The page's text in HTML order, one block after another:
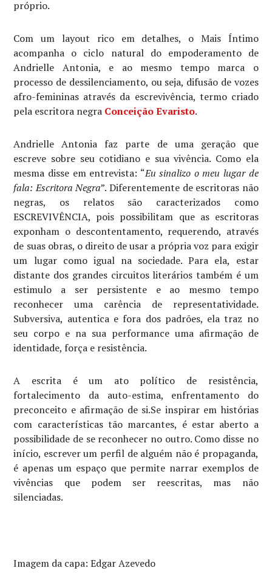
próprio.
Com um layout rico em detalhes, o Mais Íntimo
acompanha o ciclo natural do empoderamento de
Andrielle Antonia, e ao mesmo tempo marca o
processo de dessilenciamento, ou seja, difusão de vozes
afro-femininas através da escrevivência, termo criado
pela escritora negra Conceição Evaristo.
Andrielle Antonia faz parte de uma geração que
escreve sobre seu cotidiano e sua vivência. Como ela
mesma disse em entrevista: “Eu sinalizo o meu lugar de
fala: Escritora Negra”. Diferentemente de escritoras não
negras, os relatos são caracterizados como
ESCREVIVÊNCIA, pois possibilitam que as escritoras
exponham o descontentamento, requerendo, através
de suas obras, o direito de usar a própria voz para exigir
um lugar como igual na sociedade. Para ela, estar
distante dos grandes circuitos literários também é um
estimulo a ser persistente e ao mesmo tempo
reconhecer uma carência de representatividade.
Subversiva, autentica e fora dos padrões, ela traz no
seu corpo e na sua performance uma afirmação de
identidade, força e resistência.
A escrita é um ato político de resistência,
fortalecimento da auto-estima, enfrentamento do
preconceito e afirmação de si.Se inspirar em histórias
com características tão marcantes, é estar aberto a
possibilidade de se reconhecer no outro. Como disse no
início, escrever um perfil de alguém não é propaganda,
é apenas um espaço que permite narrar exemplos de
vivências que podem ser reescritas, mas não
silenciadas.
Imagem da capa: Edgar Azevedo